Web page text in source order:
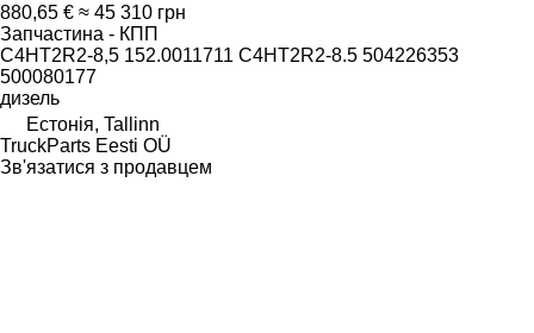
880,65 € ≈ 45 310 грн
Запчастина - КПП
C4HT2R2-8,5 152.0011711 C4HT2R2-8.5 504226353
500080177
дизель
Естонія, Tallinn
TruckParts Eesti OÜ
Зв'язатися з продавцем